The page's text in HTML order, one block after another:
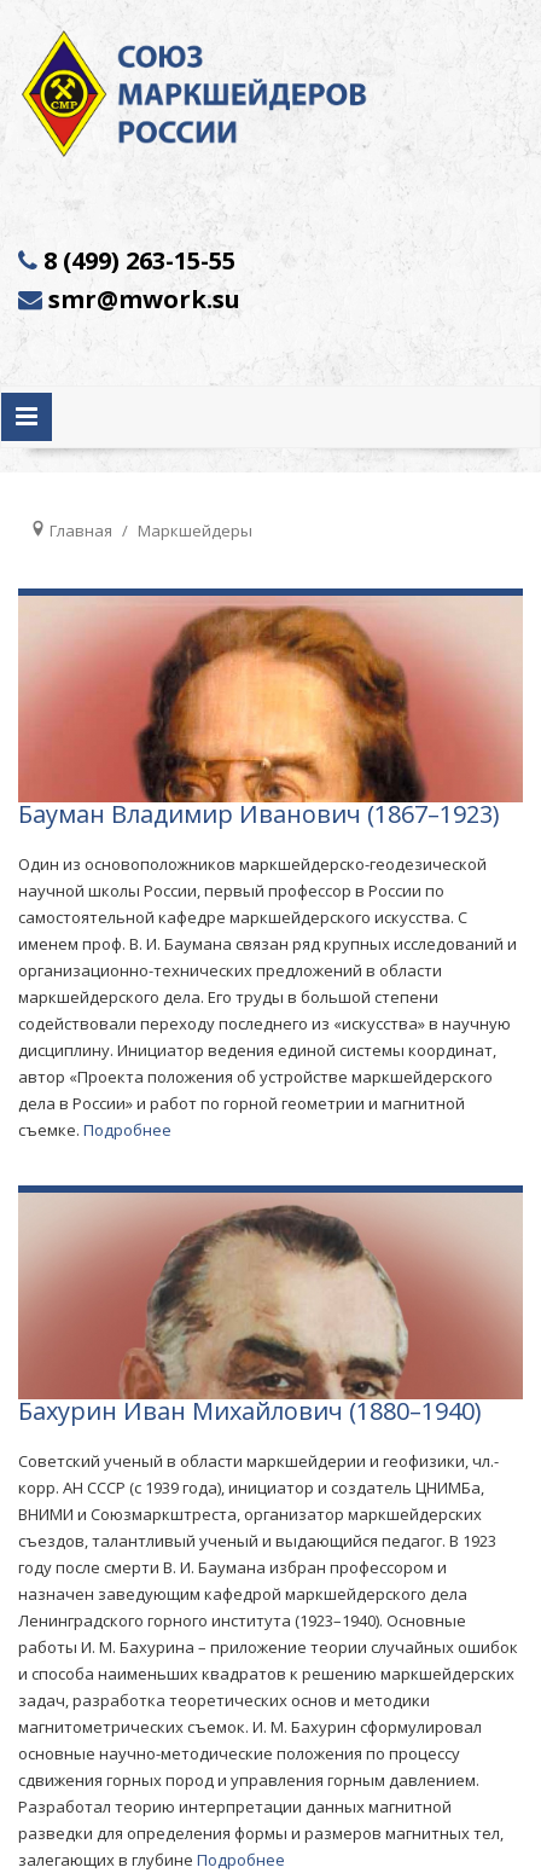
8 (499) 263-15-55
smr@mwork.su
Главная Маркшейдеры
Бауман Владимир Иванович (1867–1923)
Один из основоположников маркшейдерско-геодезической
научной школы России, первый профессор в России по
самостоятельной кафедре маркшейдерского искусства. С
именем проф. В. И. Баумана связан ряд крупных исследований и
организационно-технических предложений в области
маркшейдерского дела. Его труды в большой степени
содействовали переходу последнего из «искусства» в научную
дисциплину. Инициатор ведения единой системы координат,
автор «Проекта положения об устройстве маркшейдерского
дела в России» и работ по горной геометрии и магнитной
съемке. Подробнее
Бахурин Иван Михайлович (1880–1940)
Советский ученый в области маркшейдерии и геофизики, чл.-
корр. АН СССР (с 1939 года), инициатор и создатель ЦНИМБа,
ВНИМИ и Союзмаркштреста, организатор маркшейдерских
съездов, талантливый ученый и выдающийся педагог. В 1923
году после смерти В. И. Баумана избран профессором и
назначен заведующим кафедрой маркшейдерского дела
Ленинградского горного института (1923–1940). Основные
работы И. М. Бахурина – приложение теории случайных ошибок
и способа наименьших квадратов к решению маркшейдерских
задач, разработка теоретических основ и методики
магнитометрических съемок. И. М. Бахурин сформулировал
основные научно-методические положения по процессу
сдвижения горных пород и управления горным давлением.
Разработал теорию интерпретации данных магнитной
разведки для определения формы и размеров магнитных тел,
залегающих в глубине Подробнее